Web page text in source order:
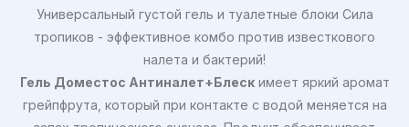
Универсальный густой гель и туалетные блоки Сила
тропиков - эффективное комбо против известкового
налета и бактерий!
Гель Доместос Антиналет+Блескимеет яркий аромат
грейпфрута, который при контакте с водой меняется на